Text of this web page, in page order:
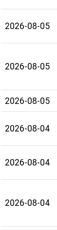
2026-08-05
2026-08-05
2026-08-05
2026-08-04
2026-08-04
2026-08-04